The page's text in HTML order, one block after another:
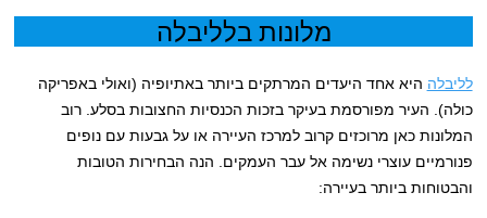
מלונות בלליבלה
לליבלה היא אחד היעדים המרתקים ביותר באתיופיה (ואולי באפריקה
כולה). העיר מפורסמת בעיקר בזכות הכנסיות החצובות בסלע. רוב
המלונות כאן מרוכזים קרוב למרכז העיירה או על גבעות עם נופים
פנורמיים עוצרי נשימה אל עבר העמקים. הנה הבחירות הטובות
והבטוחות ביותר בעיירה: